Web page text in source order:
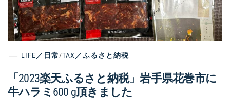
LIFE／日常/TAX／ふるさと納税
「2023楽天ふるさと納税」岩手県花巻市に
牛ハラミ600 g頂きました